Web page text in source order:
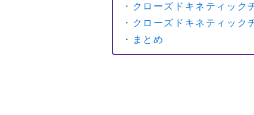
・クローズドキネティッ
・クローズドキネティッ
・まとめ